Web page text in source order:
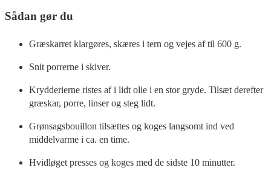
Sådan gør du
Græskarret klargøres, skæres i tern og vejes af til 600 g.
Snit porrerne i skiver.
Krydderierne ristes af i lidt olie i en stor gryde. Tilsæt derefter
græskar, porre, linser og steg lidt.
Grønsagsbouillon tilsættes og koges langsomt ind ved
middelvarme i ca. en time.
Hvidløget presses og koges med de sidste 10 minutter.